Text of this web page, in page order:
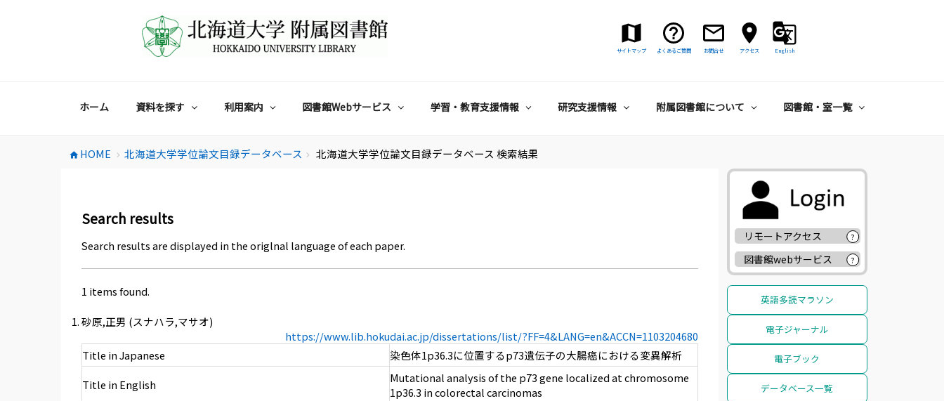
サイトマップ よくあるご質問 お問合せ アクセス English
ホーム 資料を探す 利用案内 図書館Webサービス 学習・教育支援情報 研究支援情報 附属図書館について 図書館・室一覧
home HOME chevron_right 北海道大学学位論文目録データベース chevron_right 北海道大学学位論文目録データベース 検索結果
Search results
Search results are displayed in the origlnal language of each paper.
1 items found.
砂原,正男 (スナハラ,マサオ)
https://www.lib.hokudai.ac.jp/dissertations/list/?FF=4&LANG=en&ACCN=1103204680
Title in Japanese
染色体1p36.3に位置するp73遺伝子の大腸癌における変異解析
Title in English
Mutational analysis of the p73 gene localized at chromosome
1p36.3 in colorectal carcinomas
リモートアクセス ?
図書館webサービス ?
英語多読マラソン
電子ジャーナル
電子ブック
データベース一覧